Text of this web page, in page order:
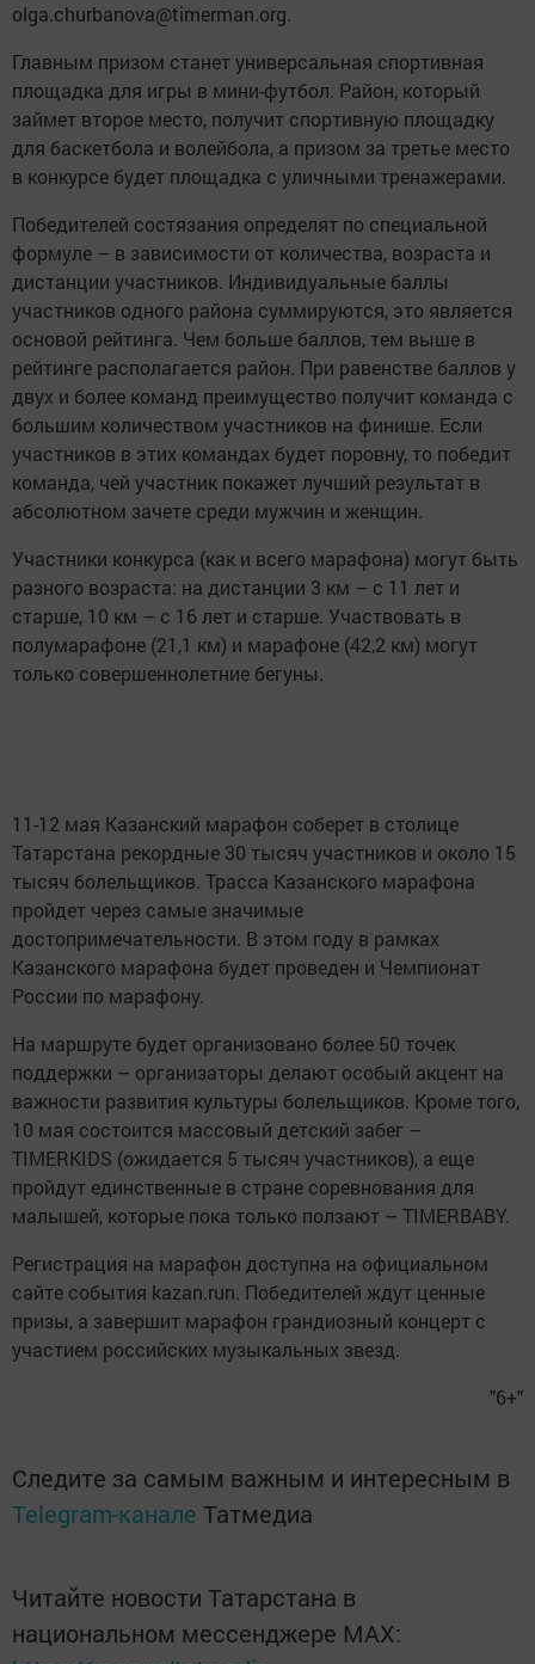
olga.churbanova@timerman.org.
Главным призом станет универсальная спортивная
площадка для игры в мини-футбол. Район, который
займет второе место, получит спортивную площадку
для баскетбола и волейбола, а призом за третье место
в конкурсе будет площадка с уличными тренажерами.
Победителей состязания определят по специальной
формуле – в зависимости от количества, возраста и
дистанции участников. Индивидуальные баллы
участников одного района суммируются, это является
основой рейтинга. Чем больше баллов, тем выше в
рейтинге располагается район. При равенстве баллов у
двух и более команд преимущество получит команда с
большим количеством участников на финише. Если
участников в этих командах будет поровну, то победит
команда, чей участник покажет лучший результат в
абсолютном зачете среди мужчин и женщин.
Участники конкурса (как и всего марафона) могут быть
разного возраста: на дистанции 3 км – с 11 лет и
старше, 10 км – с 16 лет и старше. Участвовать в
полумарафоне (21,1 км) и марафоне (42,2 км) могут
только совершеннолетние бегуны.
11-12 мая Казанский марафон соберет в столице
Татарстана рекордные 30 тысяч участников и около 15
тысяч болельщиков. Трасса Казанского марафона
пройдет через самые значимые
достопримечательности. В этом году в рамках
Казанского марафона будет проведен и Чемпионат
России по марафону.
На маршруте будет организовано более 50 точек
поддержки – организаторы делают особый акцент на
важности развития культуры болельщиков. Кроме того,
10 мая состоится массовый детский забег –
TIMERKIDS (ожидается 5 тысяч участников), а еще
пройдут единственные в стране соревнования для
малышей, которые пока только ползают – TIMERBABY.
Регистрация на марафон доступна на официальном
сайте события kazan.run. Победителей ждут ценные
призы, а завершит марафон грандиозный концерт с
участием российских музыкальных звезд.
"6+"
Следите за самым важным и интересным в
Telegram-канале Татмедиа
Читайте новости Татарстана в
национальном мессенджере MАХ: